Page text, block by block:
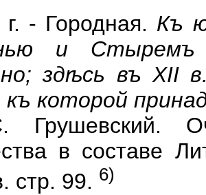
г. - Городная. Къ
и Стыремъ
здѣсь въ XII
къ которой
в составе
стр. 99. 6)